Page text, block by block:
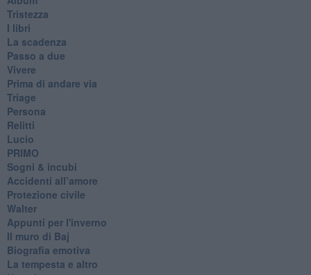
Tristezza
I libri
La scadenza
Passo a due
Vivere
Prima di andare via
Triage
Persona
Relitti
Lucio
PRIMO
Sogni & incubi
Accidenti all’amore
Protezione civile
Walter
Appunti per l'inverno
Il muro di Baj
Biografia emotiva
La tempesta e altro